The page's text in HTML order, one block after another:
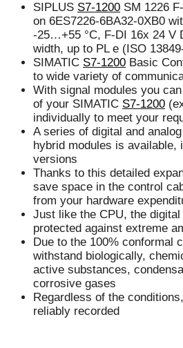
SIPLUS S7-1200 SM 1226
on 6ES7226-6BA32-0XB0
-25…+55 °C, F-DI 16x 24 V
width, up to PL e (ISO
SIMATIC S7-1200 Basic
to wide variety of
With signal modules you
of your SIMATIC S7-1200
individually to meet your
A series of digital and
hybrid modules is available,
versions
Thanks to this detailed
save space in the control
from your hardware
Just like the CPU, the
protected against extreme
Due to the 100% conformal
withstand biologically,
active substances,
corrosive gases
Regardless of the
reliably recorded